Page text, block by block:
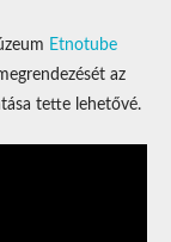
Etnotube
az
tette lehetővé.